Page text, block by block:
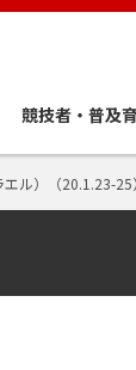
競技者・普及
ル）（20.1.23-25）